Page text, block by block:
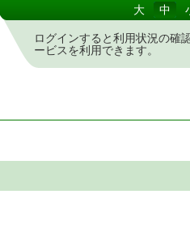
大 中
ログインすると利用状況の確
ービスを利用できます。